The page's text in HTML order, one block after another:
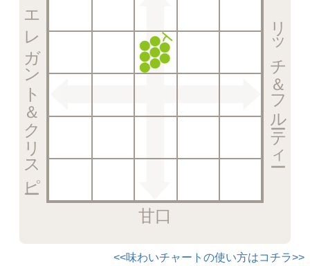
リッチ＆フルーティー
甘口
エレガント＆クリスピー
<<味わいチャートの使い方はコチラ>>